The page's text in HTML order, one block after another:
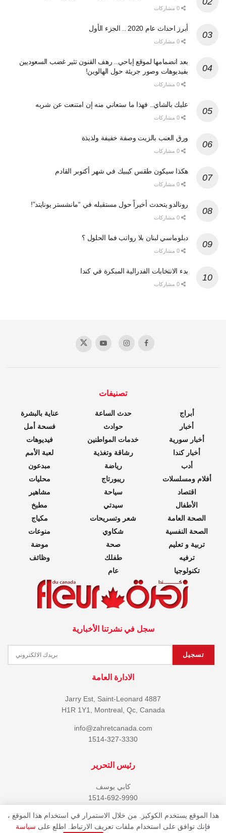
أبرز احداث عام 2020 .. الجزء الأول
بعد انضمامها لموقع إباحي.. رهف القنون تثير غضب السعوديين
بفيديوهات وصور جريئة حول الهالوين!
عليك بالشاي.. فهذا ما ستعاني منه إن امتنعت عن شربه
ورق العنب بالزيت وصفة خفيفة ولذيذة
هكذا سيكون طقس كيبيك في شهر أكتوبر القادم
رونالدو يتحدث أخيراً حول مستقبله في “مانشستر يونايتد”!
دبلوماسي لبنان بلا رواتب فما الحلول ؟
بدء الانتخابات الفدرالية المبكرة في كندا
تصنيفات
أبراج
أخبار
أخبار سورية
أخبار كندا
أدب
أفلام ومسلسلات
اقتصاد
الأطفال
الصحة العامة
الصحة النفسية
تربية و تعليم
ترفيه
تكنولوجيا
حدث الساعة
حوادث
خدمات المواطنين
رشاقة وتغذية
رياضة
ريبورتاج
سياحة
سيدتي
شعر وتسريحات
شكاوي
صحة
طفلك
عام
عناية بالبشرة
فسحة أمل
فيديوهات
لعبة الأمم
مبدعون
محليات
مشاهير
مطبخ
مكياج
منوعات
موضة
وظائف
سجل في نشرتنا الأخبارية
الادارة العامة
4887 Jarry Est, Saint-Leonard
H1R 1Y1, Montreal, Qc, Canada
info@zahretcanada.com
1514-327-3330
رئيس التحرير
كابي يوسف
1514-692-9990
هذا الموقع يستخدم الكوكيز. من خلال الاستمرار في استخدام هذا الموقع ،
فإنك توافق على استخدام ملفات تعريف الارتباط. اطلع على سياسة